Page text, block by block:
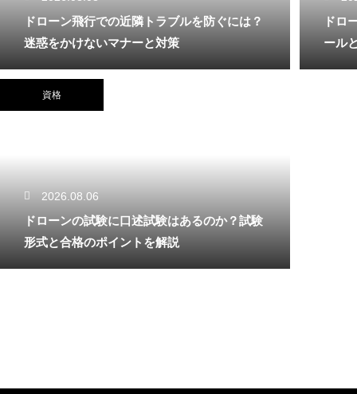
ドローン飛行での近隣トラブルを防ぐには？
迷惑をかけないマナーと対策
ドロ
ール
資格
2026.08.06
ドローンの試験に口述試験はあるのか？試験
形式と合格のポイントを解説